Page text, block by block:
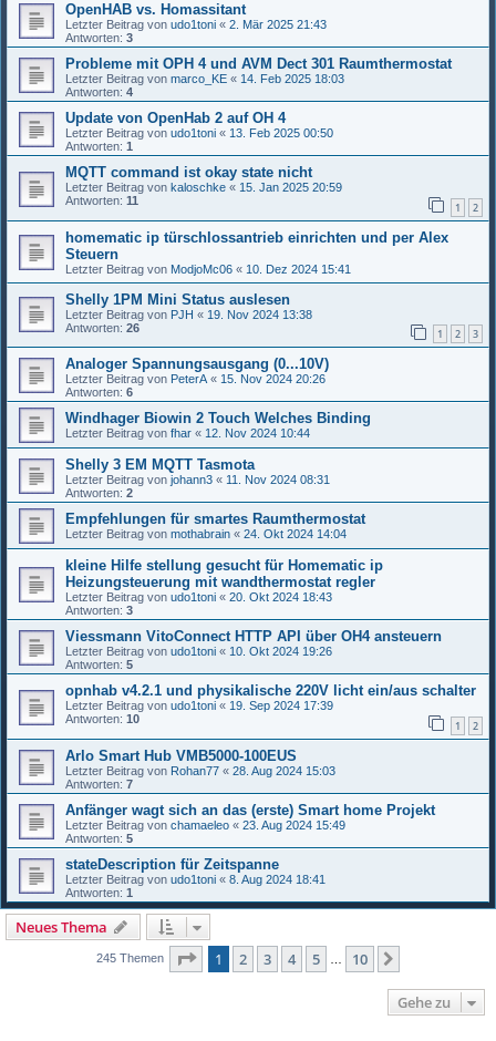
OpenHAB vs. Homassitant
Letzter Beitrag von udo1toni « 2. Mär 2025 21:43
Antworten: 3
Probleme mit OPH 4 und AVM Dect 301 Raumthermostat
Letzter Beitrag von marco_KE « 14. Feb 2025 18:03
Antworten: 4
Update von OpenHab 2 auf OH 4
Letzter Beitrag von udo1toni « 13. Feb 2025 00:50
Antworten: 1
MQTT command ist okay state nicht
Letzter Beitrag von kaloschke « 15. Jan 2025 20:59
Antworten: 11 1 2
homematic ip türschlossantrieb einrichten und per Alex
Steuern
Letzter Beitrag von ModjoMc06 « 10. Dez 2024 15:41
Shelly 1PM Mini Status auslesen
Letzter Beitrag von PJH « 19. Nov 2024 13:38
Antworten: 26 1 2 3
Analoger Spannungsausgang (0...10V)
Letzter Beitrag von PeterA « 15. Nov 2024 20:26
Antworten: 6
Windhager Biowin 2 Touch Welches Binding
Letzter Beitrag von fhar « 12. Nov 2024 10:44
Shelly 3 EM MQTT Tasmota
Letzter Beitrag von johann3 « 11. Nov 2024 08:31
Antworten: 2
Empfehlungen für smartes Raumthermostat
Letzter Beitrag von mothabrain « 24. Okt 2024 14:04
kleine Hilfe stellung gesucht für Homematic ip
Heizungsteuerung mit wandthermostat regler
Letzter Beitrag von udo1toni « 20. Okt 2024 18:43
Antworten: 3
Viessmann VitoConnect HTTP API über OH4 ansteuern
Letzter Beitrag von udo1toni « 10. Okt 2024 19:26
Antworten: 5
opnhab v4.2.1 und physikalische 220V licht ein/aus schalter
Letzter Beitrag von udo1toni « 19. Sep 2024 17:39
Antworten: 10 1 2
Arlo Smart Hub VMB5000-100EUS
Letzter Beitrag von Rohan77 « 28. Aug 2024 15:03
Antworten: 7
Anfänger wagt sich an das (erste) Smart home Projekt
Letzter Beitrag von chamaeleo « 23. Aug 2024 15:49
Antworten: 5
stateDescription für Zeitspanne
Letzter Beitrag von udo1toni « 8. Aug 2024 18:41
Antworten: 1
Neues Thema
245 Themen Seite 1von 10
1 2 3 4 5 10
Gehe zu